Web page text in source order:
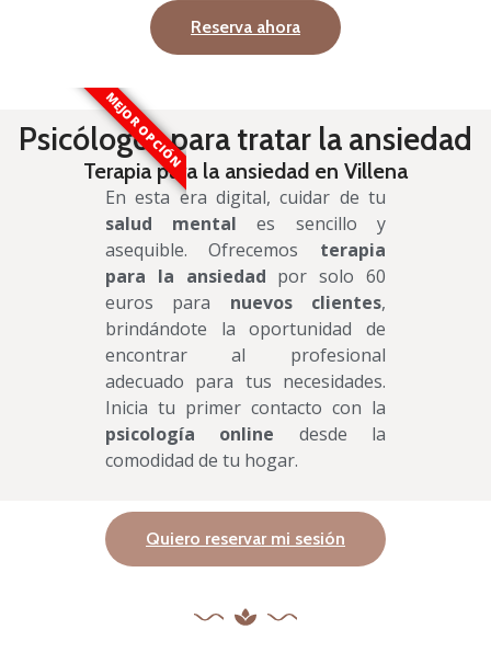
Reserva ahora
MEJOR OPCIÓN
Psicólogos para tratar la ansiedad
Terapia para la ansiedad en Villena
En esta era digital, cuidar de tu
salud mental es sencillo y
asequible. Ofrecemos terapia
para la ansiedad por solo 60
euros para nuevos clientes,
brindándote la oportunidad de
encontrar al profesional
adecuado para tus necesidades.
Inicia tu primer contacto con la
psicología online desde la
comodidad de tu hogar.
Quiero reservar mi sesión